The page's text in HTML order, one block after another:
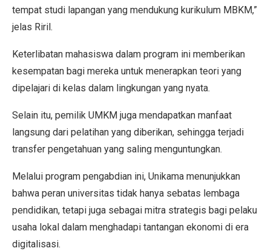
tempat studi lapangan yang mendukung kurikulum MBKM,”
jelas Riril.
Keterlibatan mahasiswa dalam program ini memberikan
kesempatan bagi mereka untuk menerapkan teori yang
dipelajari di kelas dalam lingkungan yang nyata.
Selain itu, pemilik UMKM juga mendapatkan manfaat
langsung dari pelatihan yang diberikan, sehingga terjadi
transfer pengetahuan yang saling menguntungkan.
Melalui program pengabdian ini, Unikama menunjukkan
bahwa peran universitas tidak hanya sebatas lembaga
pendidikan, tetapi juga sebagai mitra strategis bagi pelaku
usaha lokal dalam menghadapi tantangan ekonomi di era
digitalisasi.